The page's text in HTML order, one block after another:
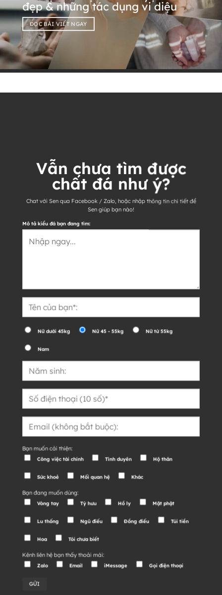
đẹp & những tác dụng vi diệu
ĐỌC BÀI VIẾT NGAY
Vẫn chưa tìm được
chất đá như ý?
Chat với Sen qua Facebook / Zalo, hoặc nhập thông tin chi tiết để
Sen giúp bạn nào!
Mô tả kiểu đá bạn đang tìm:
Nữ dưới 45kg Nữ 45 - 55kg Nữ từ 55kg
Nam
Bạn muốn cải thiện:
Công việc tài chính Tình duyên Hộ thân
Sức khoẻ Mối quan hệ Khác
Bạn đang muốn dùng:
Vòng tay Tỳ hưu Hồ ly Mặt phật
Lu thống Ngũ điếu Đồng điếu Túi tiền
Hoa Tôi chưa biết
Kênh liên hệ bạn thấy thoải mái:
Zalo Email iMessage Gọi điện thoại